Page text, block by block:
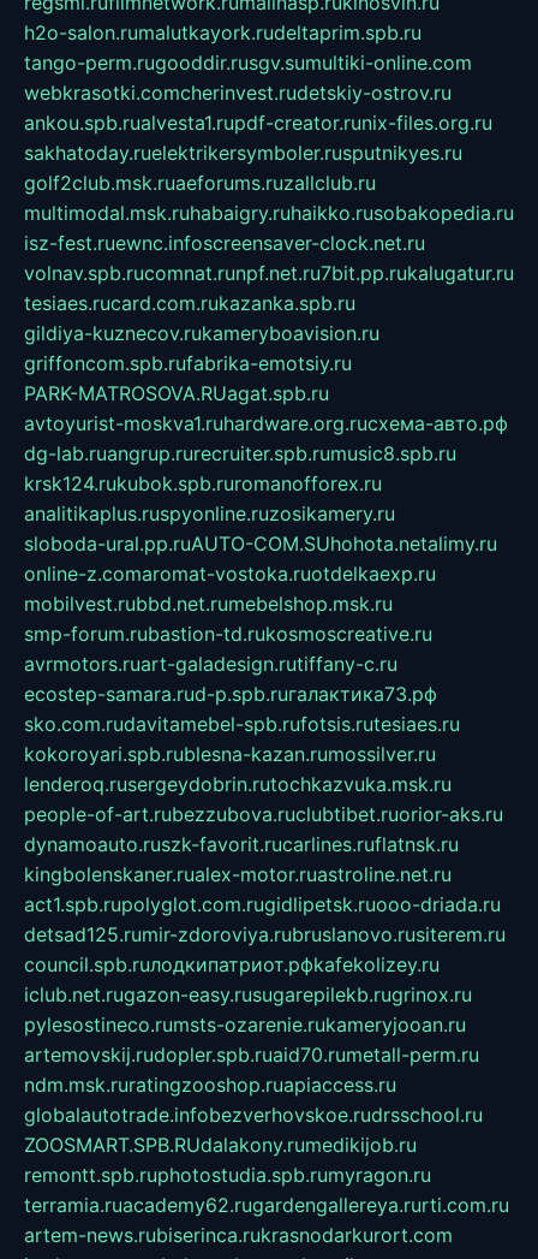
h2o-salon.rumalutkayork.rudeltaprim.spb.ru
tango-perm.rugooddir.rusgv.sumultiki-online.com
webkrasotki.comcherinvest.rudetskiy-ostrov.ru
ankou.spb.rualvesta1.rupdf-creator.runix-files.org.ru
sakhatoday.ruelektrikersymboler.rusputnikyes.ru
golf2club.msk.ruaeforums.ruzallclub.ru
multimodal.msk.ruhabaigry.ruhaikko.rusobakopedia.ru
isz-fest.ruewnc.infoscreensaver-clock.net.ru
volnav.spb.rucomnat.runpf.net.ru7bit.pp.rukalugatur.ru
tesiaes.rucard.com.rukazanka.spb.ru
gildiya-kuznecov.rukameryboavision.ru
griffoncom.spb.rufabrika-emotsiy.ru
PARK-MATROSOVA.RUagat.spb.ru
avtoyurist-moskva1.ruhardware.org.ruсхема-авто.рф
dg-lab.ruangrup.rurecruiter.spb.rumusic8.spb.ru
krsk124.rukubok.spb.ruromanofforex.ru
analitikaplus.ruspyonline.ruzosikamery.ru
sloboda-ural.pp.ruAUTO-COM.SUhohota.netalimy.ru
online-z.comaromat-vostoka.ruotdelkaexp.ru
mobilvest.rubbd.net.rumebelshop.msk.ru
smp-forum.rubastion-td.rukosmoscreative.ru
avrmotors.ruart-galadesign.rutiffany-c.ru
ecostep-samara.rud-p.spb.ruгалактика73.рф
sko.com.rudavitamebel-spb.rufotsis.rutesiaes.ru
kokoroyari.spb.rublesna-kazan.rumossilver.ru
lenderoq.rusergeydobrin.rutochkazvuka.msk.ru
people-of-art.rubezzubova.ruclubtibet.ruorior-aks.ru
dynamoauto.ruszk-favorit.rucarlines.ruflatnsk.ru
kingbolenskaner.rualex-motor.ruastroline.net.ru
act1.spb.rupolyglot.com.rugidlipetsk.ruooo-driada.ru
detsad125.rumir-zdoroviya.rubruslanovo.rusiterem.ru
council.spb.ruлодкипатриот.рфkafekolizey.ru
iclub.net.rugazon-easy.rusugarepilekb.rugrinox.ru
pylesostineco.rumsts-ozarenie.rukameryjooan.ru
artemovskij.rudopler.spb.ruaid70.rumetall-perm.ru
ndm.msk.ruratingzooshop.ruapiaccess.ru
globalautotrade.infobezverhovskoe.rudrsschool.ru
ZOOSMART.SPB.RUdalakony.rumedikijob.ru
remontt.spb.ruphotostudia.spb.rumyragon.ru
terramia.ruacademy62.rugardengallereya.rurti.com.ru
artem-news.rubiserinca.rukrasnodarkurort.com